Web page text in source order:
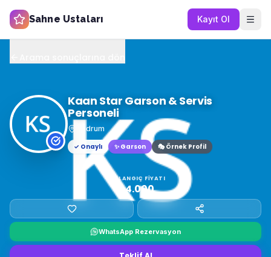
Sahne Ustaları Kayıt Ol
Kaan Star Garson & Servis
Personeli
Bodrum
✓ Onaylı
✨ Garson 🎭 Örnek Profil
BAŞLANGIÇ FIYATI
₺4.000
WhatsApp Rezervasyon